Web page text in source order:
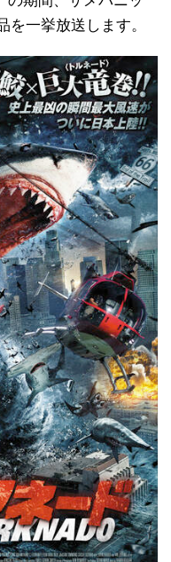
を一挙放送します。